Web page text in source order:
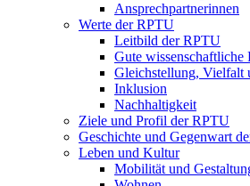
Ansprechpartnerinnen
Werte der RPTU
Leitbild der RPTU
Gute wissenschaftliche
Gleichstellung, Vielfalt
Inklusion
Nachhaltigkeit
Ziele und Profil der RPTU
Geschichte und Gegenwart
Leben und Kultur
Mobilität und